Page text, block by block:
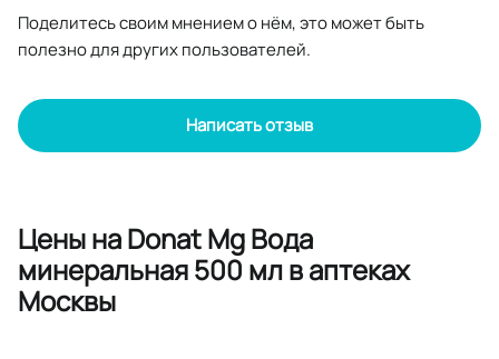
Поделитесь своим мнением о нём, это может быть
полезно для других пользователей.
Написать отзыв
Цены на Donat Mg Вода
минеральная 500 мл в аптеках
Москвы